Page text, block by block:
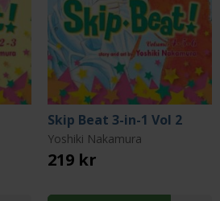
Skip Beat 3-in-1 Vol 2
Yoshiki Nakamura
219 kr